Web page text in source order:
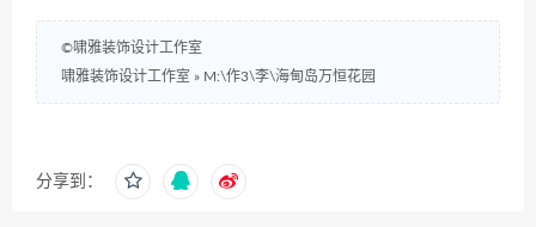
©啸雅装饰设计工作室
啸雅装饰设计工作室 » M:\作3\李\海甸岛万恒花园
分享到：